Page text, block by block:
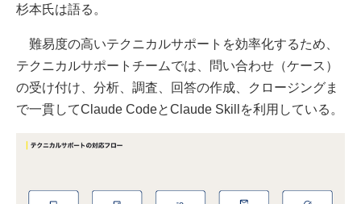
杉本氏は語る。
難易度の高いテクニカルサポートを効率化するため、
テクニカルサポートチームでは、問い合わせ（ケース）
の受け付け、分析、調査、回答の作成、クロージングま
で一貫してClaude CodeとClaude Skillを利用している。